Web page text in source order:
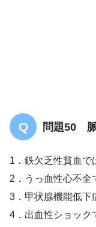
問題50 脈
1．鉄欠乏性貧血で
2．うっ血性心不全
3．甲状腺機能低下
4．出血性ショック